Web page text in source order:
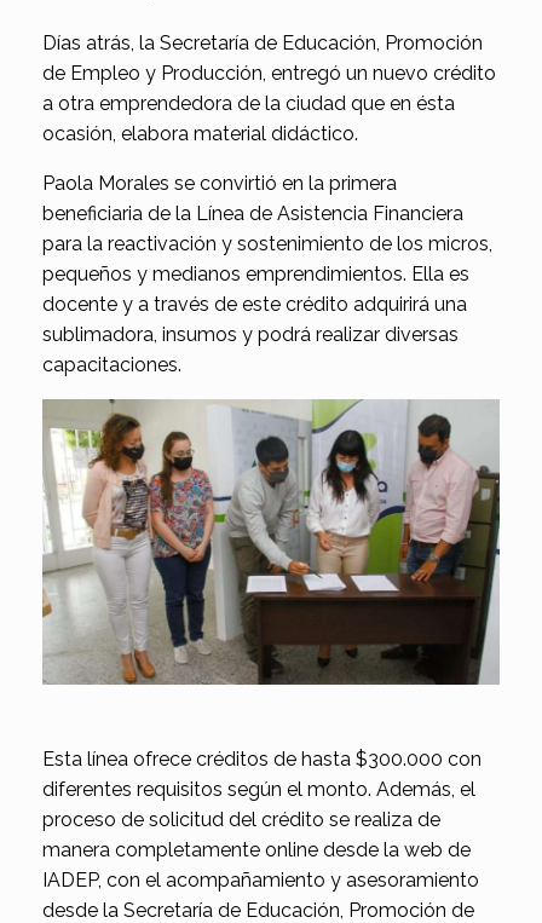
Días atrás, la Secretaría de Educación, Promoción
de Empleo y Producción, entregó un nuevo crédito
a otra emprendedora de la ciudad que en ésta
ocasión, elabora material didáctico.
Paola Morales se convirtió en la primera
beneficiaria de la Línea de Asistencia Financiera
para la reactivación y sostenimiento de los micros,
pequeños y medianos emprendimientos. Ella es
docente y a través de este crédito adquirirá una
sublimadora, insumos y podrá realizar diversas
capacitaciones.
Esta línea ofrece créditos de hasta $300.000 con
diferentes requisitos según el monto. Además, el
proceso de solicitud del crédito se realiza de
manera completamente online desde la web de
IADEP, con el acompañamiento y asesoramiento
desde la Secretaría de Educación, Promoción de